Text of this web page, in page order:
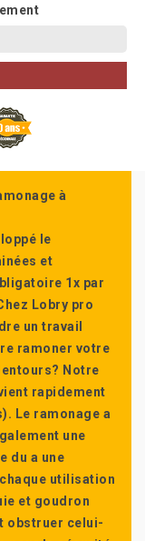
à
le
et
1x par
Lobry pro
un travail
ramoner votre
Notre
rapidement
Le ramonage a
une
du a une
utilisation
et goudron
obstruer celui-